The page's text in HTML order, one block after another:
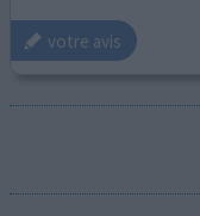
votre avis